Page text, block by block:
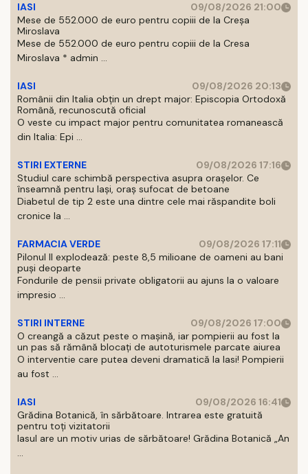
IASI
09/08/2026 21:00
Mese de 552.000 de euro pentru copiii de la Creșa
Miroslava
Mese de 552.000 de euro pentru copiii de la Cresa
Miroslava * admin ...
IASI
09/08/2026 20:13
Românii din Italia obțin un drept major: Episcopia Ortodoxă
Română, recunoscută oficial
O veste cu impact major pentru comunitatea romanească
din Italia: Epi ...
STIRI EXTERNE
09/08/2026 17:16
Studiul care schimbă perspectiva asupra orașelor. Ce
înseamnă pentru Iași, oraș sufocat de betoane
Diabetul de tip 2 este una dintre cele mai răspandite boli
cronice la ...
FARMACIA VERDE
09/08/2026 17:11
Pilonul II explodează: peste 8,5 milioane de oameni au bani
puși deoparte
Fondurile de pensii private obligatorii au ajuns la o valoare
impresio ...
STIRI INTERNE
09/08/2026 17:00
O creangă a căzut peste o mașină, iar pompierii au fost la
un pas să rămână blocați de autoturismele parcate aiurea
O interventie care putea deveni dramatică la Iasi! Pompierii
au fost ...
IASI
09/08/2026 16:41
Grădina Botanică, în sărbătoare. Intrarea este gratuită
pentru toți vizitatorii
Iasul are un motiv urias de sărbătoare! Grădina Botanică „An
...